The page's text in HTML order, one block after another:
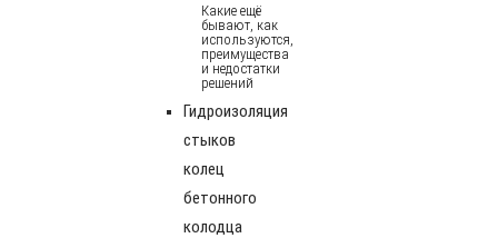
Какие ещё
бывают, как
используются,
преимущества
и недостатки
решений
Гидроизоляция
стыков
колец
бетонного
колодца